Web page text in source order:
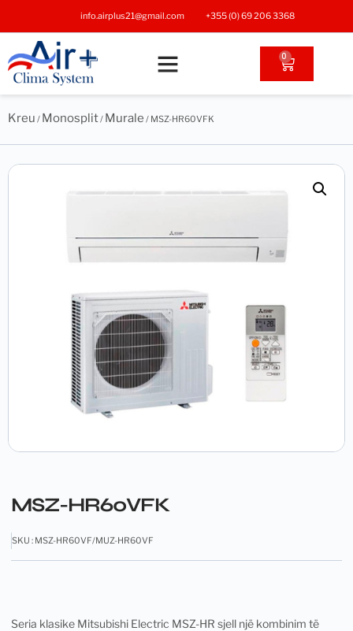
info.airplus21@gmail.com +355 (0) 69 206 3368
0
Kreu / Monosplit/ Murale / MSZ-HR60VFK
MSZ-HR60VFK
SKU : MSZ-HR60VF/MUZ-HR60VF
Seria klasike Mitsubishi Electric MSZ-HR sjell një kombinim të